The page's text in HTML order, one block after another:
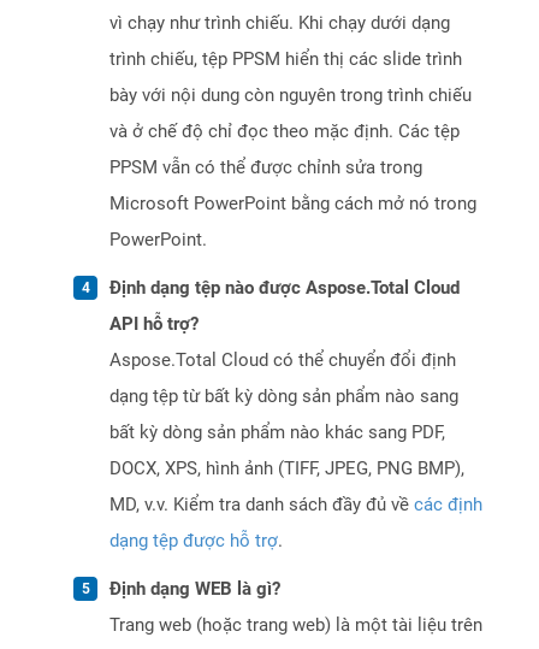
vì chạy như trình chiếu. Khi chạy dưới dạng
trình chiếu, tệp PPSM hiển thị các slide trình
bày với nội dung còn nguyên trong trình chiếu
và ở chế độ chỉ đọc theo mặc định. Các tệp
PPSM vẫn có thể được chỉnh sửa trong
Microsoft PowerPoint bằng cách mở nó trong
PowerPoint.
Định dạng tệp nào được Aspose.Total Cloud
API hỗ trợ?
Aspose.Total Cloud có thể chuyển đổi định
dạng tệp từ bất kỳ dòng sản phẩm nào sang
bất kỳ dòng sản phẩm nào khác sang PDF,
DOCX, XPS, hình ảnh (TIFF, JPEG, PNG BMP),
MD, v.v. Kiểm tra danh sách đầy đủ về các định
dạng tệp được hỗ trợ.
Định dạng WEB là gì?
Trang web (hoặc trang web) là một tài liệu trên